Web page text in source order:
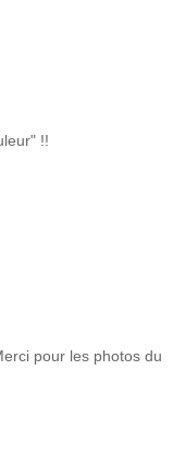
!!
pour les photos du